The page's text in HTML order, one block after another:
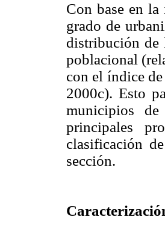
Con base en
grado de
distribución de
poblacional
con el índice
2000c). Esto
municipios de
principales
clasificación
sección.